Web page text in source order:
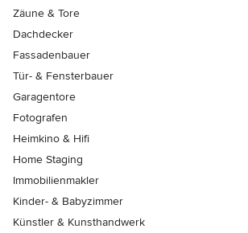
Zäune & Tore
Dachdecker
Fassadenbauer
Tür- & Fensterbauer
Garagentore
Fotografen
Heimkino & Hifi
Home Staging
Immobilienmakler
Kinder- & Babyzimmer
Künstler & Kunsthandwerk